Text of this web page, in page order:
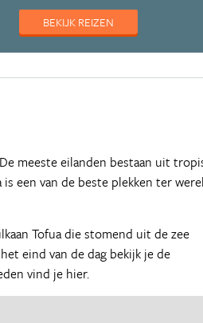
BEKIJK REIZEN
meeste eilanden bestaan uit
een van de beste plekken ter
Tofua die stomend uit de zee
eind van de dag bekijk je de
vind je hier.